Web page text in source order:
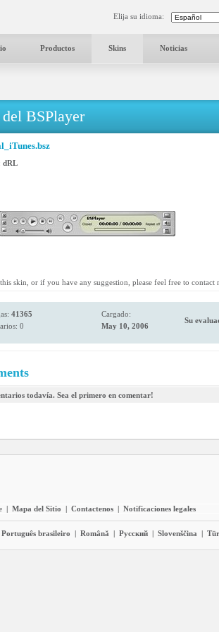
Elija su idioma:
Productos Skins Noticias
BSPlayer
dRL
skin, or if you have any suggestion, please feel free to contact
41365
0
Cargado:
May 10, 2006
Su
todavía. Sea el primero en comentar!
| Mapa del Sitio | Contactenos | Notificaciones legales
Português brasileiro | Română | Pyccĸий | Slovenščina |